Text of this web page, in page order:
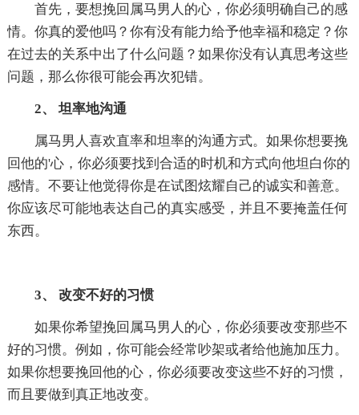
首先，要想挽回属马男人的心，你必须明确自己的感
情。你真的爱他吗？你有没有能力给予他幸福和稳定？你
在过去的关系中出了什么问题？如果你没有认真思考这些
问题，那么你很可能会再次犯错。
2、 坦率地沟通
属马男人喜欢直率和坦率的沟通方式。如果你想要挽
回他的'心，你必须要找到合适的时机和方式向他坦白你的
感情。不要让他觉得你是在试图炫耀自己的诚实和善意。
你应该尽可能地表达自己的真实感受，并且不要掩盖任何
东西。
3、 改变不好的习惯
如果你希望挽回属马男人的心，你必须要改变那些不
好的习惯。例如，你可能会经常吵架或者给他施加压力。
如果你想要挽回他的心，你必须要改变这些不好的习惯，
而且要做到真正地改变。